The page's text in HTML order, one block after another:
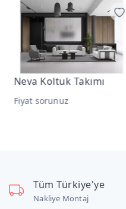
Neva Koltuk Takımı
Fiyat sorunuz
Tüm Türkiye'ye
Nakliye Montaj